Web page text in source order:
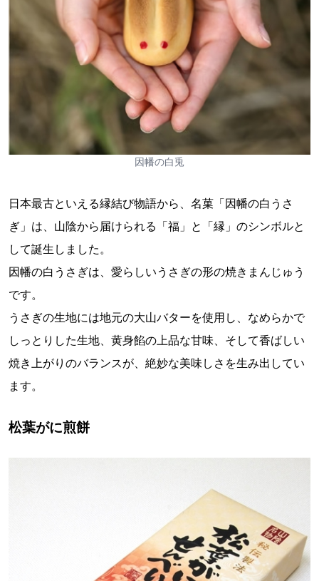
因幡の白兎
日本最古といえる縁結び物語から、名菓「因幡の白うさ
ぎ」は、山陰から届けられる「福」と「縁」のシンボルと
して誕生しました。
因幡の白うさぎは、愛らしいうさぎの形の焼きまんじゅう
です。
うさぎの生地には地元の大山バターを使用し、なめらかで
しっとりした生地、黄身餡の上品な甘味、そして香ばしい
焼き上がりのバランスが、絶妙な美味しさを生み出してい
ます。
松葉がに煎餅